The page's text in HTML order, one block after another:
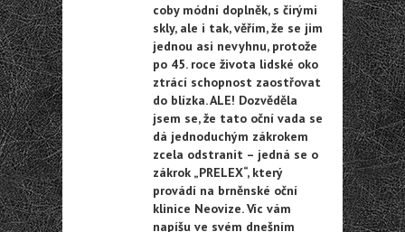
coby módní doplněk, s čirými
skly, ale i tak, věřím, že se jim
jednou asi nevyhnu, protože
po 45. roce života lidské oko
ztrácí schopnost zaostřovat
do blízka. ALE! Dozvěděla
jsem se, že tato oční vada se
dá jednoduchým zákrokem
zcela odstranit – jedná se o
zákrok „PRELEX“, který
provádí na brněnské oční
klinice Neovize. Víc vám
napíšu ve svém dnešním